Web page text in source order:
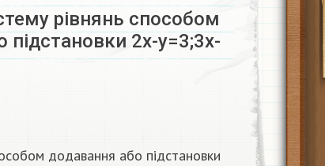
рівнянь способом
підстановки 2x-y=3;3x-
додавання або підстановки